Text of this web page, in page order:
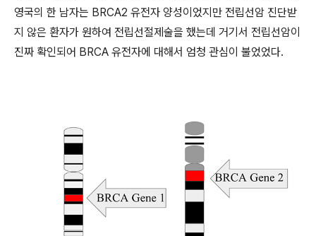
영국의 한 남자는 BRCA2 유전자 양성이었지만 전립선암 진단받
지 않은 환자가 원하여 전립선절제술을 했는데 거기서 전립선암이
진짜 확인되어 BRCA 유전자에 대해서 엄청 관심이 불었었다.